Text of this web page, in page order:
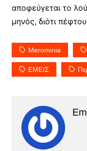
αποφεύγεται το
μηνός, διότι
Merominia
ΕΜΕΙΣ